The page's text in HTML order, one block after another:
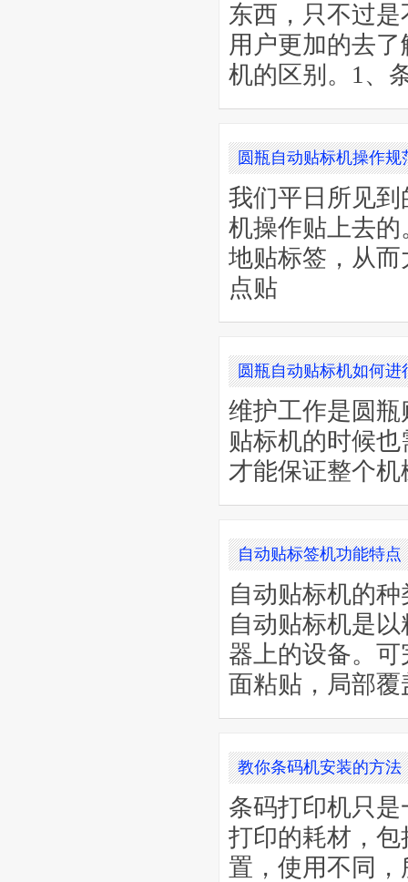
东西，只不过
用户更加的去
机的区别。1、
圆瓶自动贴标机操作规
我们平日所见
机操作贴上去
地贴标签，从
点贴
圆瓶自动贴标机如何进
维护工作是圆
贴标机的时候
才能保证整个
自动贴标签机功能特点
自动贴标机的
自动贴标机是
器上的设备。
面粘贴，局部
教你条码机安装的方法
条码打印机只
打印的耗材，
置，使用不同